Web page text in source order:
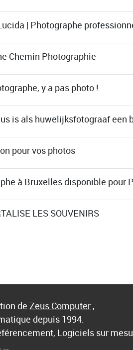
| Photographe
Chemin Photographie
y a pas photo !
is als huwelijksfotograaf een
pour vos photos
à Bruxelles disponible pour
LES SOUVENIRS
de Zeus Computer ,
depuis 1994.
Logiciels sur
…